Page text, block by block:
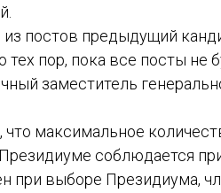
постов предыдущий
пор, пока все посты не
заместитель
максимальное
соблюдается
при выборе Президиума,